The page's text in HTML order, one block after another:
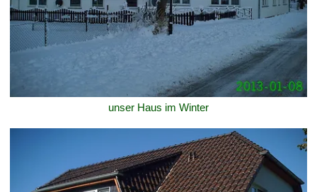
unser Haus im Winter